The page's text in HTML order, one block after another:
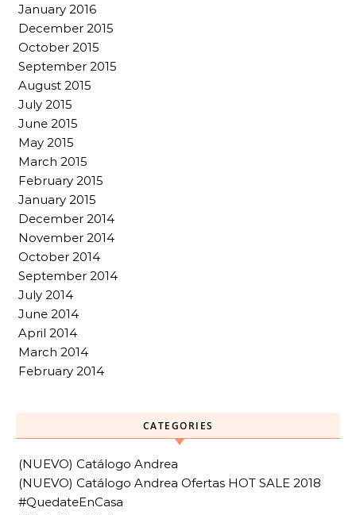
January 2016
December 2015
October 2015
September 2015
August 2015
July 2015
June 2015
May 2015
March 2015
February 2015
January 2015
December 2014
November 2014
October 2014
September 2014
July 2014
June 2014
April 2014
March 2014
February 2014
CATEGORIES
(NUEVO) Catálogo Andrea
(NUEVO) Catálogo Andrea Ofertas HOT SALE 2018
#QuedateEnCasa